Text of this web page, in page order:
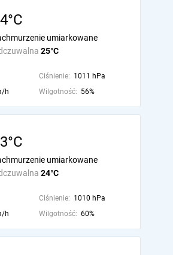
25°C
umiarkowane
Ciśnienie: 1011 hPa
h Wilgotność: 56%
24°C
umiarkowane
Ciśnienie: 1010 hPa
h Wilgotność: 60%